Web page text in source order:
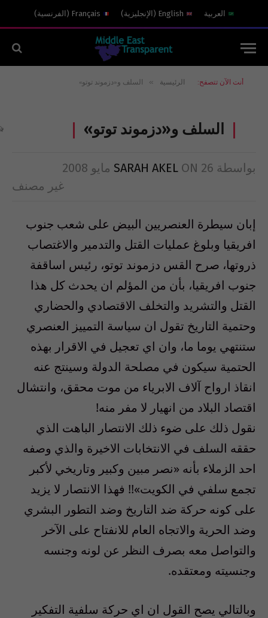
العربية English
( الإنجليزية)
Français
( الفرنسية)
أنت الآن تتصفح: الرئيسية » السلف و«دزموند توتو»
السلف و«دزموند توتو»
بواسطة SARAH AKEL ON 26 مايو 2008
غير مصنف
إبان سيطرة العنصريين البيض على شعب جنوب
افريقيا وبلوغ عمليات القتل والتدمير والاغتصاب
ذروتها، صرح القس دزموند توتو، رئيس اساقفة
جنوب افريقيا، بأن من المؤلم ان يحدث كل هذا
القتل والتشريد والتخلف الاقتصادي والحضاري
وحتمية التاريخ تقول ان سياسة التمييز العنصري
ستنتهي يوما ما، وان اي تعجيل في الاقرار بهذه
الحتمية سيكون في مصلحة الدولة وسينتج عنه
انقاذ ارواح آلاف الابرياء من موت محقق، وانتشال
اقتصاد البلاد من انهيار لا مفر منه!
نقول ذلك على ضوء ذلك الانتصار الباهت الذي
حققه السلف في الانتخابات الاخيرة والذي وصفه
احد الزملاء بأنه «نصر مبين وكبير وتاريخي لأكبر
تجمع سلفي في الكويت»!! فهذا الانتصار لا يزيد
على كونه حركة ضد التاريخ وضد التطور البشري
وضد الحرية والاتجاه العام للانفتاح على الآخر
والتواصل معه بصرف النظر عن لونه وجنسه
وجنسيته ومعتقده.
وبالتالي يصح القول ان اي حركة سلفية التفكير